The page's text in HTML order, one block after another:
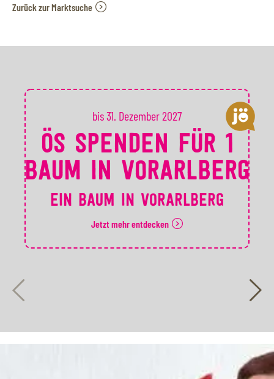
Zurück zur Marktsuche
bis 31. Dezember 2027
ÖS SPENDEN FÜR 1
BAUM IN VORARLBERG
EIN BAUM IN VORARLBERG
Jetzt mehr entdecken